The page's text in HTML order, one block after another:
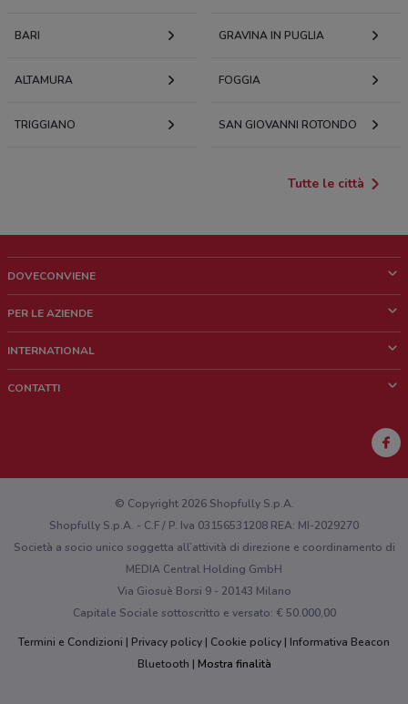
BARI GRAVINA IN PUGLIA
ALTAMURA FOGGIA
TRIGGIANO SAN GIOVANNI ROTONDO
Tutte le città
DOVECONVIENE
Chi siamo
Lavora con noi
PER LE AZIENDE
Richieste commerciali e marketing
INTERNATIONAL
CONTATTI
Hai un malfunzionamento sul web o sull'app?
© Copyright 2026 Shopfully S.p.A.
Shopfully S.p.A. - C.F / P. Iva 03156531208 REA: MI-2029270
Società a socio unico soggetta all’attività di direzione e coordinamento di
MEDIA Central Holding GmbH
Via Giosuè Borsi 9 - 20143 Milano
Capitale Sociale sottoscritto e versato: € 50.000,00
Termini e Condizioni
Privacy policy Cookie policy
Informativa Beacon
Bluetooth
Mostra finalità